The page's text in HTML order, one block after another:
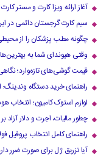
آغاز ارائه ویزا کارت و مستر کارت در
سیم کارت گرجستان دائمی در
چگونه مطب پزشکان را از
وقتی هیوندای شما به بهترین‌ها
قیمت گوشی‌های تازه‌وارد؛
راهنمای خرید دستگاه
لوازم استوک کامیون؛ انتخاب
چطور مالیات، اجرت و دلار آزاد بر قیمت طلای
راهنمای کامل انتخاب پروفیل
آیا تزریق ژل برای صورت ضرر